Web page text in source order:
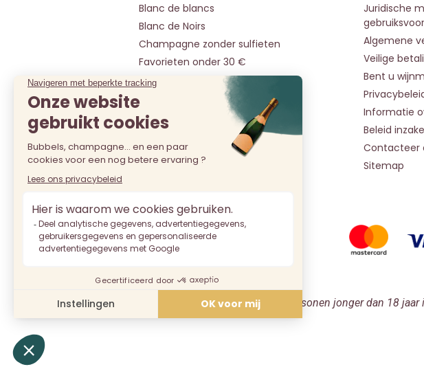
Blanc de blancs
Blanc de Noirs
Champagne zonder sulfieten
Favorieten onder 30 €
Onze pareltjes onder 50 €
Selectie onder 20€
Alle Champagnes
Juridische
Algemene
Veilige
Bent u
Informatie
Beleid
Contacteer
Sitemap
De verkoop van alcohol aan personen jonger dan 18